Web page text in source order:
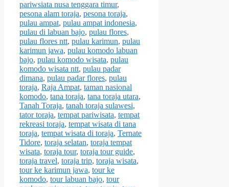
pariwsiata nusa tenggara timur,
pesona alam toraja, pesona toraja,
pulau ampat, pulau ampat indonesia,
pulau di labuan bajo, pulau flores,
pulau flores ntt, pulau karimun, pulau
karimun jawa, pulau komodo labuan
bajo, pulau komodo wisata, pulau
komodo wisata ntt, pulau padar
dimana, pulau padar flores, pulau
toraja, Raja Ampat, taman nasional
komodo, tana toraja, tana toraja utara,
Tanah Toraja, tanah toraja sulawesi,
tator toraja, tempat pariwisata, tempat
rekreasi toraja, tempat wisata di tana
toraja, tempat wisata di toraja, Ternate
Tidore, toraja selatan, toraja tempat
wisata, toraja tour, toraja tour guide,
toraja travel, toraja trip, toraja wisata,
tour ke karimun jawa, tour ke
komodo, tour labuan bajo, tour